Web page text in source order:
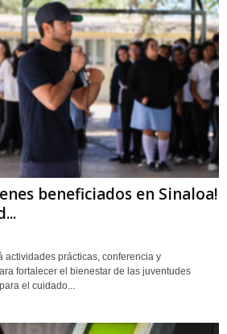
beneficiados en Sinaloa!
actividades prácticas, conferencia y
fortalecer el bienestar de las juventudes
el cuidado...